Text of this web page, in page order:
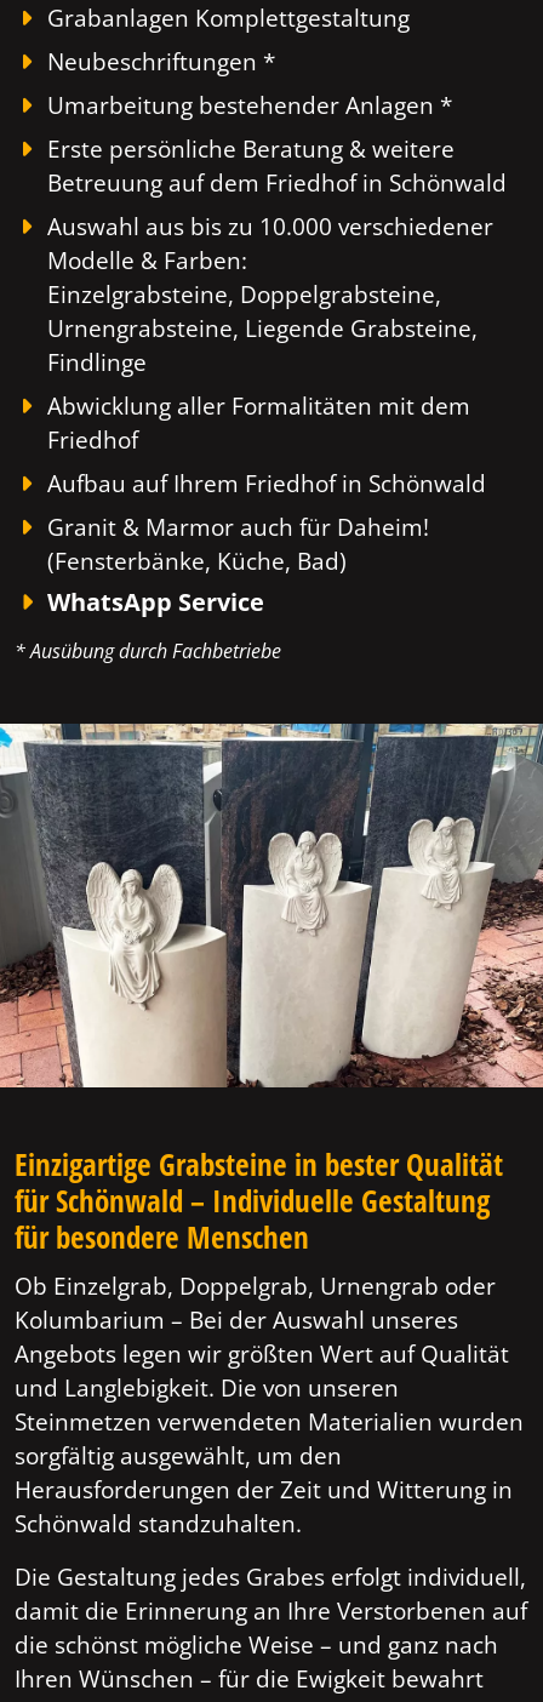
Grabanlagen Komplettgestaltung
Neubeschriftungen *
Umarbeitung bestehender Anlagen *
Erste persönliche Beratung & weitere
Betreuung auf dem Friedhof in Schönwald
Auswahl aus bis zu 10.000 verschiedener
Modelle & Farben:
Einzelgrabsteine, Doppelgrabsteine,
Urnengrabsteine, Liegende Grabsteine,
Findlinge
Abwicklung aller Formalitäten mit dem
Friedhof
Aufbau auf Ihrem Friedhof in Schönwald
Granit & Marmor auch für Daheim!
(Fensterbänke, Küche, Bad)
WhatsApp Service
* Ausübung durch Fachbetriebe
Einzigartige Grabsteine in bester Qualität
für Schönwald – Individuelle Gestaltung
für besondere Menschen
Ob Einzelgrab, Doppelgrab, Urnengrab oder
Kolumbarium – Bei der Auswahl unseres
Angebots legen wir größten Wert auf Qualität
und Langlebigkeit. Die von unseren
Steinmetzen verwendeten Materialien wurden
sorgfältig ausgewählt, um den
Herausforderungen der Zeit und Witterung in
Schönwald standzuhalten.
Die Gestaltung jedes Grabes erfolgt individuell,
damit die Erinnerung an Ihre Verstorbenen auf
die schönst mögliche Weise – und ganz nach
Ihren Wünschen – für die Ewigkeit bewahrt